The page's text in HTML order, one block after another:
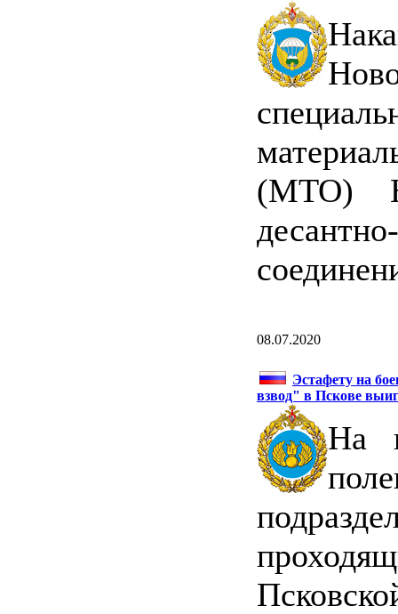
(МТО)
08.07.2020
Эстафету на
взвод" в Пскове
На